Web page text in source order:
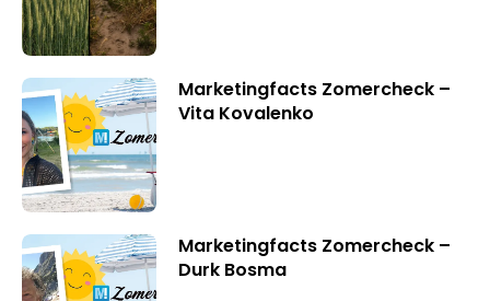
Marketingfacts Zomercheck –
Vita Kovalenko
Marketingfacts Zomercheck –
Durk Bosma